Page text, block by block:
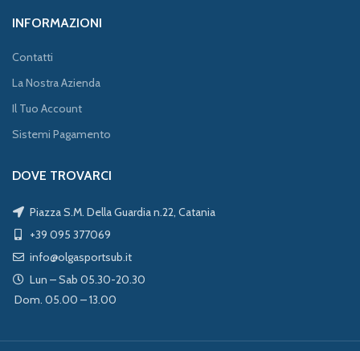
INFORMAZIONI
Contatti
La Nostra Azienda
Il Tuo Account
Sistemi Pagamento
DOVE TROVARCI
Piazza S.M. Della Guardia n.22, Catania
+39 095 377069
info@olgasportsub.it
Lun – Sab 05.30-20.30
Dom. 05.00 – 13.00